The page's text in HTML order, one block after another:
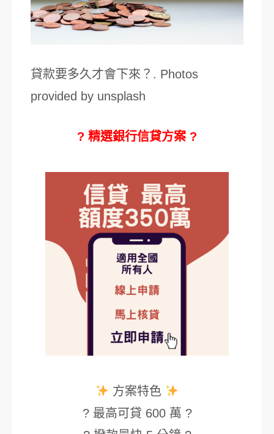
貸款要多久才會下來？. Photos
provided by unsplash
? 精選銀行信貸方案 ?
方案特色
? 最高可貸 600 萬 ?